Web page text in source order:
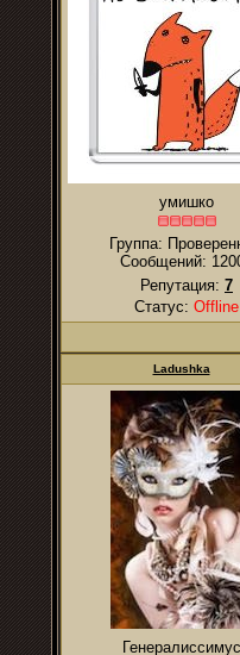
умишко
Группа:
Сообщений:
Репутация: 7
Статус: Offline
Ladushkа
Генералиссимус